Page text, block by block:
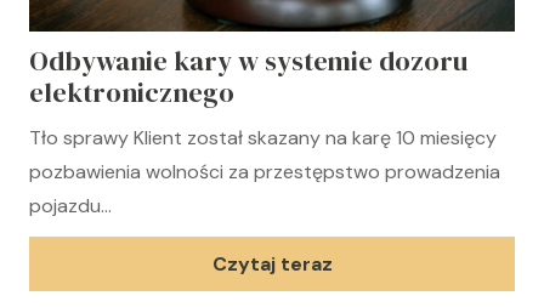
Odbywanie kary w systemie dozoru
elektronicznego
Tło sprawy Klient został skazany na karę 10 miesięcy
pozbawienia wolności za przestępstwo prowadzenia
pojazdu…
Czytaj teraz